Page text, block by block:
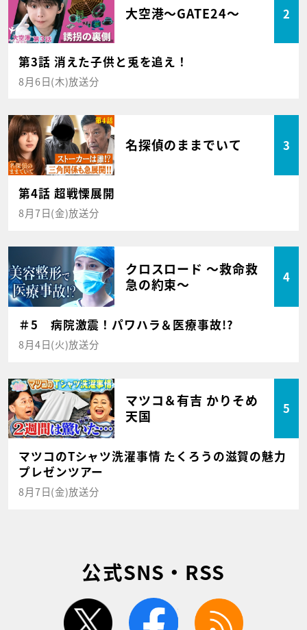
大空港～GATE24～ 2
第3話 消えた子供と兎を追え！
8月6日(木)放送分
名探偵のままでいて 3
第4話 超戦慄展開
8月7日(金)放送分
クロスロード ～救命救
急の約束～
4
＃5 病院激震！パワハラ＆医療事故!?
8月4日(火)放送分
マツコ＆有吉 かりそめ
天国
5
マツコのTシャツ洗濯事情 たくろうの滋賀の魅力
プレゼンツアー
8月7日(金)放送分
公式SNS・RSS
twitter facebook